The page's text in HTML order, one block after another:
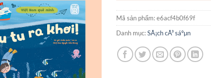
Mã sản phẩm:e6acf4b0f69f
Danh mục:SÃ¡ch cÃ³ sáºµn